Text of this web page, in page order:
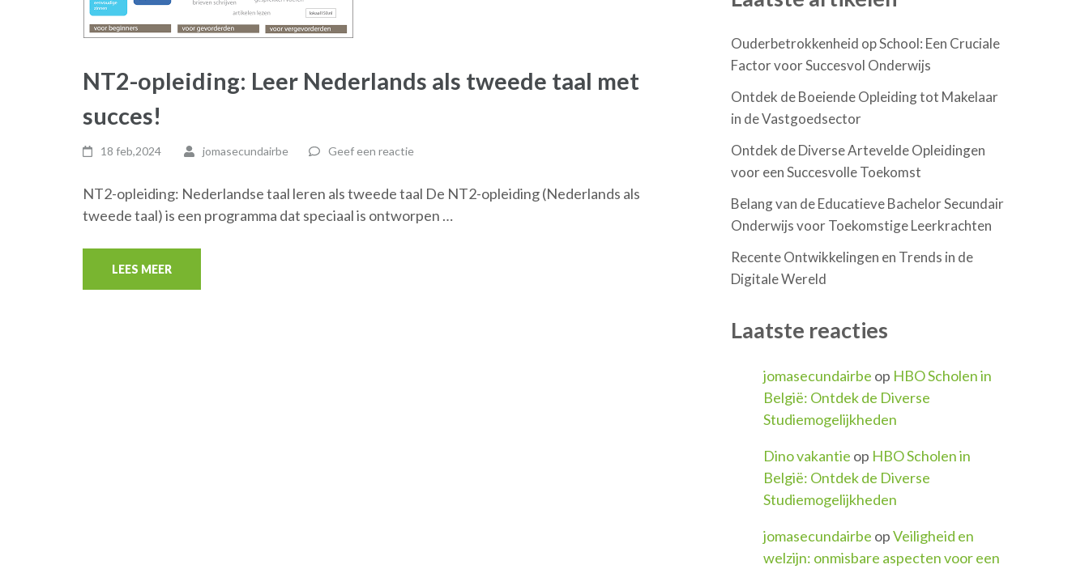
NT2-opleiding: Leer Nederlands als tweede taal met
succes!
18 feb,2024 jomasecundairbe Geef een reactie
NT2-opleiding: Nederlandse taal leren als tweede taal De NT2-opleiding (Nederlands als
tweede taal) is een programma dat speciaal is ontworpen …
LEES MEER
Ouderbetrokkenheid op School: Een Cruciale
Factor voor Succesvol Onderwijs
Ontdek de Boeiende Opleiding tot Makelaar
in de Vastgoedsector
Ontdek de Diverse Artevelde Opleidingen
voor een Succesvolle Toekomst
Belang van de Educatieve Bachelor Secundair
Onderwijs voor Toekomstige Leerkrachten
Recente Ontwikkelingen en Trends in de
Digitale Wereld
Laatste reacties
jomasecundairbe op HBO Scholen in
België: Ontdek de Diverse
Studiemogelijkheden
Dino vakantie op HBO Scholen in
België: Ontdek de Diverse
Studiemogelijkheden
jomasecundairbe opVeiligheid en
welzijn: onmisbare aspecten voor een